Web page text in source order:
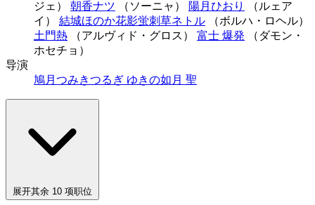
ジェ） 朝香ナツ （ソーニャ） 陽月ひおり
（ルェア
イ） 結城ほのか花影蛍刺草ネトル （ボルハ・ロヘル）
土門熱 （アルヴィド・グロス） 富士 爆発 （ダモン・
ホセチョ）
导演
鳩月つみきつるぎ ゆきの如月 聖
展开其余 10 项职位